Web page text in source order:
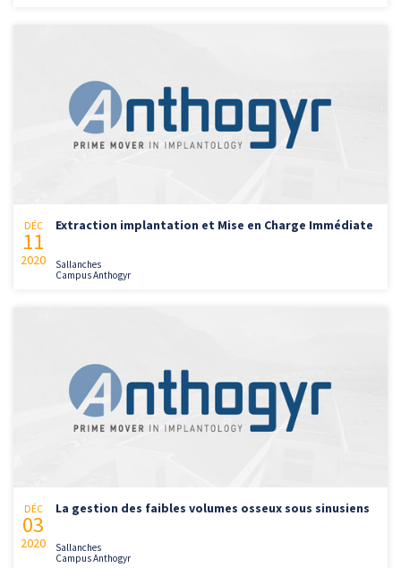
DÉC
11
2020
Extraction implantation et Mise en Charge Immédiate
Sallanches
Campus Anthogyr
DÉC
03
2020
La gestion des faibles volumes osseux sous sinusiens
Sallanches
Campus Anthogyr